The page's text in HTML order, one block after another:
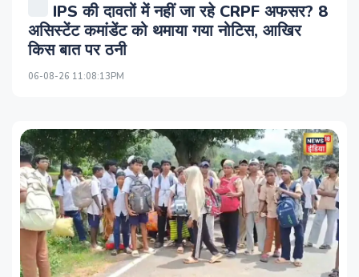
IPS की दावतों में नहीं जा रहे CRPF अफसर? 8
असिस्‍टेंट कमांडेंट को थमाया गया नोटिस, आखिर
किस बात पर ठनी
06-08-26 11:08:13PM